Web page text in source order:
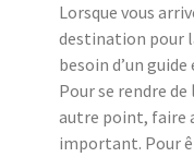
Lorsque vous
destination pour
besoin d’un guide
Pour se rendre de
autre point, faire
important. Pour